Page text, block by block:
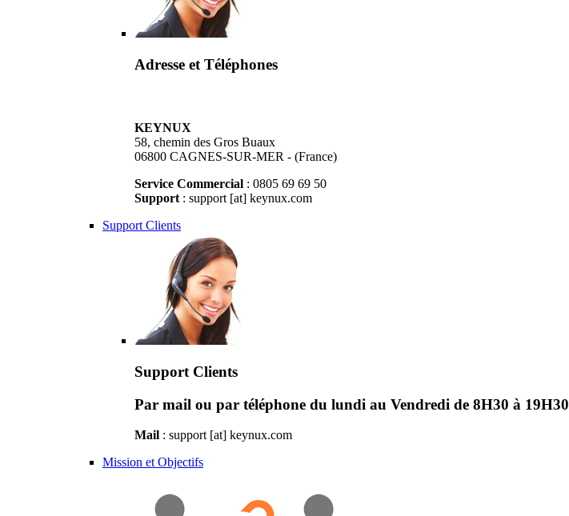
Adresse et Téléphones
KEYNUX
58, chemin des Gros Buaux
06800 CAGNES-SUR-MER - (France)
Service Commercial : 0805 69 69 50
Support : support [at] keynux.com
Support Clients
Support Clients
Par mail ou par téléphone du lundi au Vendredi de 8H30 à 19H30
Mail : support [at] keynux.com
Mission et Objectifs